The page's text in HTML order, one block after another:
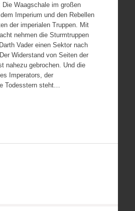
Die Waagschale im großen
Imperium und den Rebellen
der imperialen Truppen. Mit
nehmen die Sturmtruppen
Vader einen Sektor nach
Widerstand von Seiten der
nahezu gebrochen. Und die
Imperators, der
Todesstern steht…